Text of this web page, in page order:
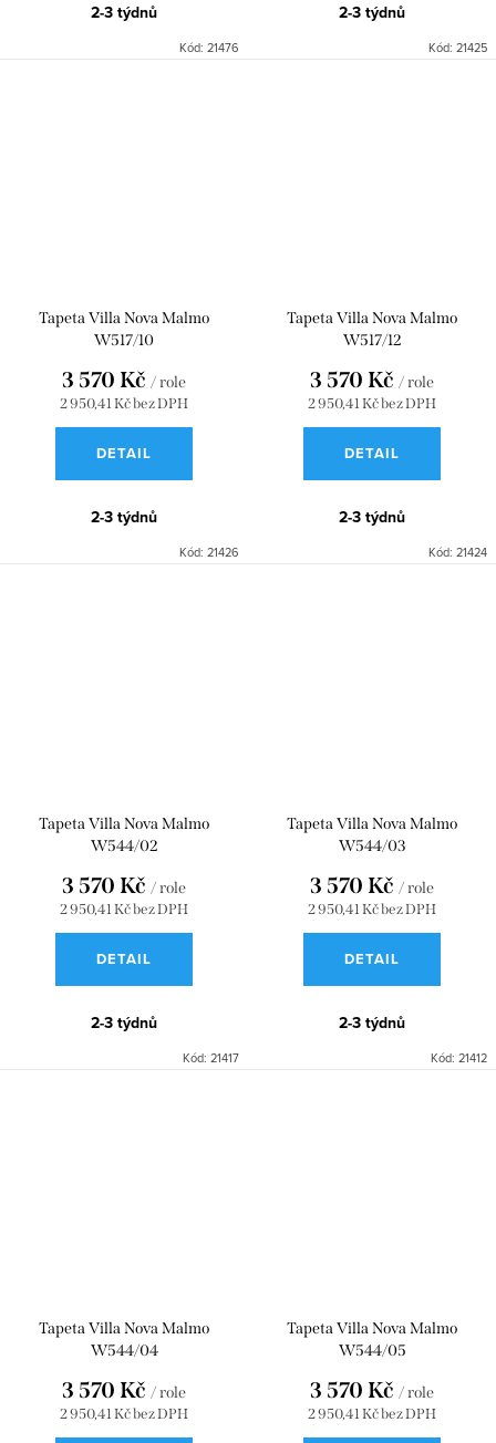
2-3 týdnů
Kód: 21476
2-3 týdnů
Kód: 21425
Tapeta Villa Nova Malmo
W517/10
2 950,41 Kč bez DPH
3 570 Kč / role
DETAIL
2-3 týdnů
Kód: 21426
Tapeta Villa Nova Malmo
W517/12
2 950,41 Kč bez DPH
3 570 Kč / role
DETAIL
2-3 týdnů
Kód: 21424
Tapeta Villa Nova Malmo
W544/02
2 950,41 Kč bez DPH
3 570 Kč / role
DETAIL
2-3 týdnů
Kód: 21417
Tapeta Villa Nova Malmo
W544/03
2 950,41 Kč bez DPH
3 570 Kč / role
DETAIL
2-3 týdnů
Kód: 21412
Tapeta Villa Nova Malmo
W544/04
2 950,41 Kč bez DPH
3 570 Kč / role
Tapeta Villa Nova Malmo
W544/05
2 950,41 Kč bez DPH
3 570 Kč / role